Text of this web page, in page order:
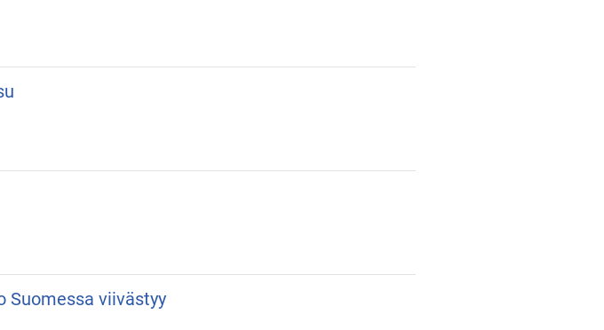
Suomessa viivästyy